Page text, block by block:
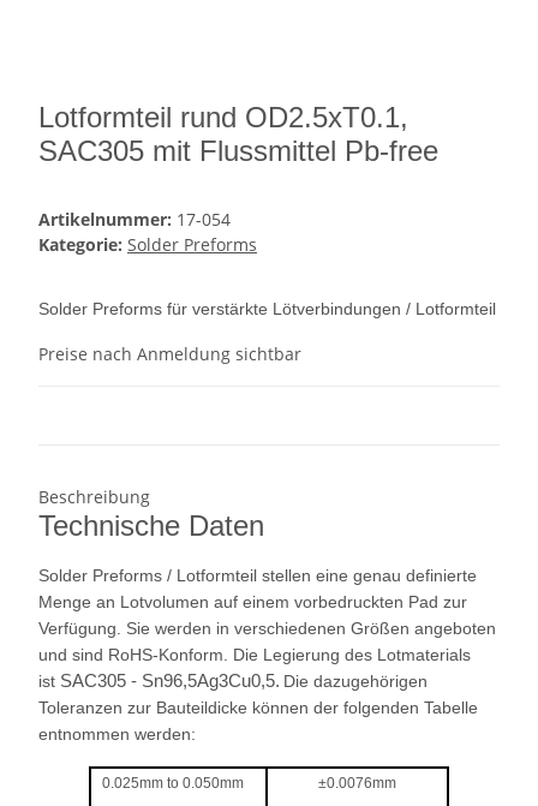
Lotformteil rund OD2.5xT0.1,
SAC305 mit Flussmittel Pb-free
Artikelnummer: 17-054
Kategorie: Solder Preforms
Solder Preforms für verstärkte Lötverbindungen / Lotformteil
Preise nach Anmeldung sichtbar
Beschreibung
Technische Daten
Solder Preforms / Lotformteil stellen eine genau definierte
Menge an Lotvolumen auf einem vorbedruckten Pad zur
Verfügung. Sie werden in verschiedenen Größen angeboten
und sind RoHS-Konform. Die Legierung des Lotmaterials
ist SAC305 - Sn96,5Ag3Cu0,5. Die dazugehörigen
Toleranzen zur Bauteildicke können der folgenden Tabelle
entnommen werden:
0.025mm to 0.050mm ±0.0076mm